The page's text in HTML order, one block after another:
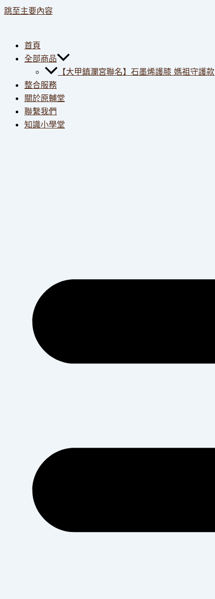
跳至主要內容
首頁
全部商品
【大甲鎮瀾宮聯名】石墨烯護膝 媽祖守護款
整合服務
關於原輔堂
聯繫我們
知識小學堂